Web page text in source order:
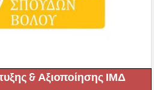
& Αξιοποίησης ΙΜΔ